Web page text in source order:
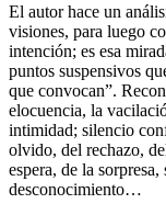
El autor hace un
visiones, para luego
intención; es esa
puntos suspensivos
que convocan”.
elocuencia, la
intimidad; silencio
olvido, del rechazo,
espera, de la
desconocimiento…